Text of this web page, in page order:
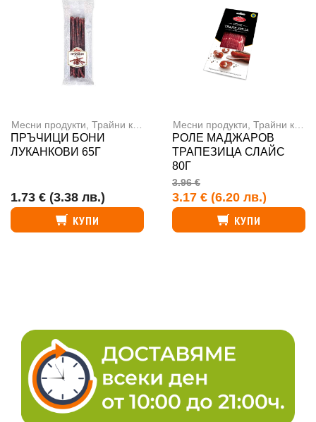
Месни продукти Трайни колбаси
ПРЪЧИЦИ БОНИ
ЛУКАНКОВИ 65Г
1.73 € (3.38 лв.)
КУПИ
Месни продукти Трайни колбаси
РОЛЕ МАДЖАРОВ
ТРАПЕЗИЦА СЛАЙС
80Г
3.96 €
3.17 € (6.20 лв.)
КУПИ